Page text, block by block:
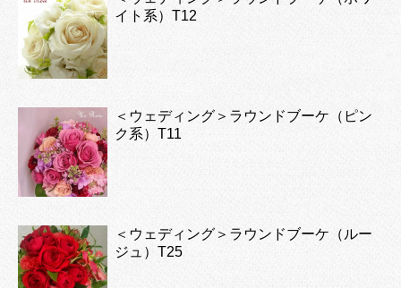
イト系）T12
＜ウェディング＞ラウンドブーケ（ピン
ク系）T11
＜ウェディング＞ラウンドブーケ（ルー
ジュ）T25